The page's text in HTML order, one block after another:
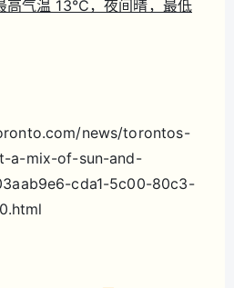
高气温 13℃，夜间晴，最低
news/torontos-
a-mix-of-sun-and-
cda1-5c00-80c3-